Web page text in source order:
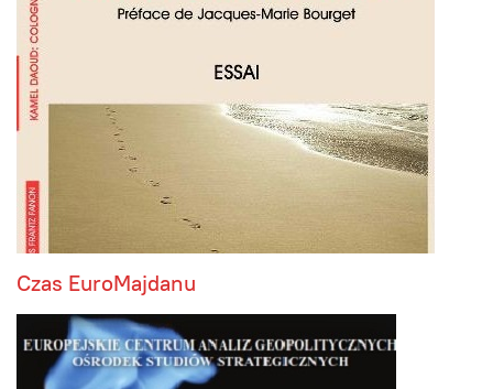
Czas EuroMajdanu